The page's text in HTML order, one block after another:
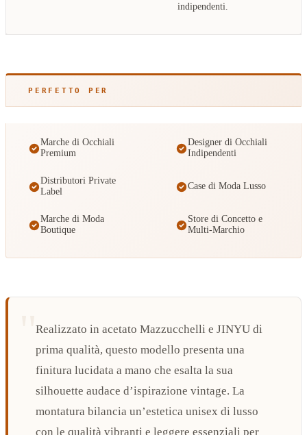
indipendenti.
PERFETTO PER
Marche di Occhiali
Premium
Designer di Occhiali
Indipendenti
Distributori Private
Label
Case di Moda Lusso
Marche di Moda
Boutique
Store di Concetto e
Multi-Marchio
Realizzato in acetato Mazzucchelli e JINYU di
prima qualità, questo modello presenta una
finitura lucidata a mano che esalta la sua
silhouette audace d’ispirazione vintage. La
montatura bilancia un’estetica unisex di lusso
con le qualità vibranti e leggere essenziali per